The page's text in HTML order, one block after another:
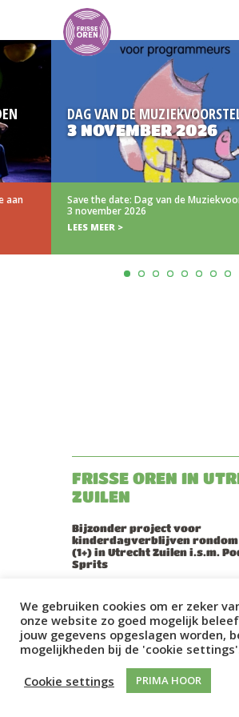
DAG VAN DE
3 NOVEMBER 2026
Save the date: Dag van de
3 november 2026
LEES MEER >
FRISSE OREN IN
ZUILEN
Bijzonder project voor
kinderdagverblijven rondom
(1+) in Utrecht Zuilen i.s.m.
Sprits
de maand, op woensdag- en
vrijdagochtend, een
Tijdens deze ochtenden deze
samen met je baby, dreumes of
mooiste theater, dans en
muziekvoorstellingen beleven.
Oren heeft hier al vaker met
We gebruiken cookies om er zeker
onze website zo goed mogelijk
jouw gegevens opgeslagen worden,
mogelijkheden bij de 'cookie
Cookie settings
PRIMA HOOR